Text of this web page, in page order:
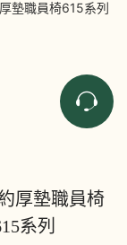
厚墊職員椅
系列